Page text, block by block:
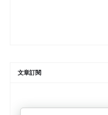
文章訂閱